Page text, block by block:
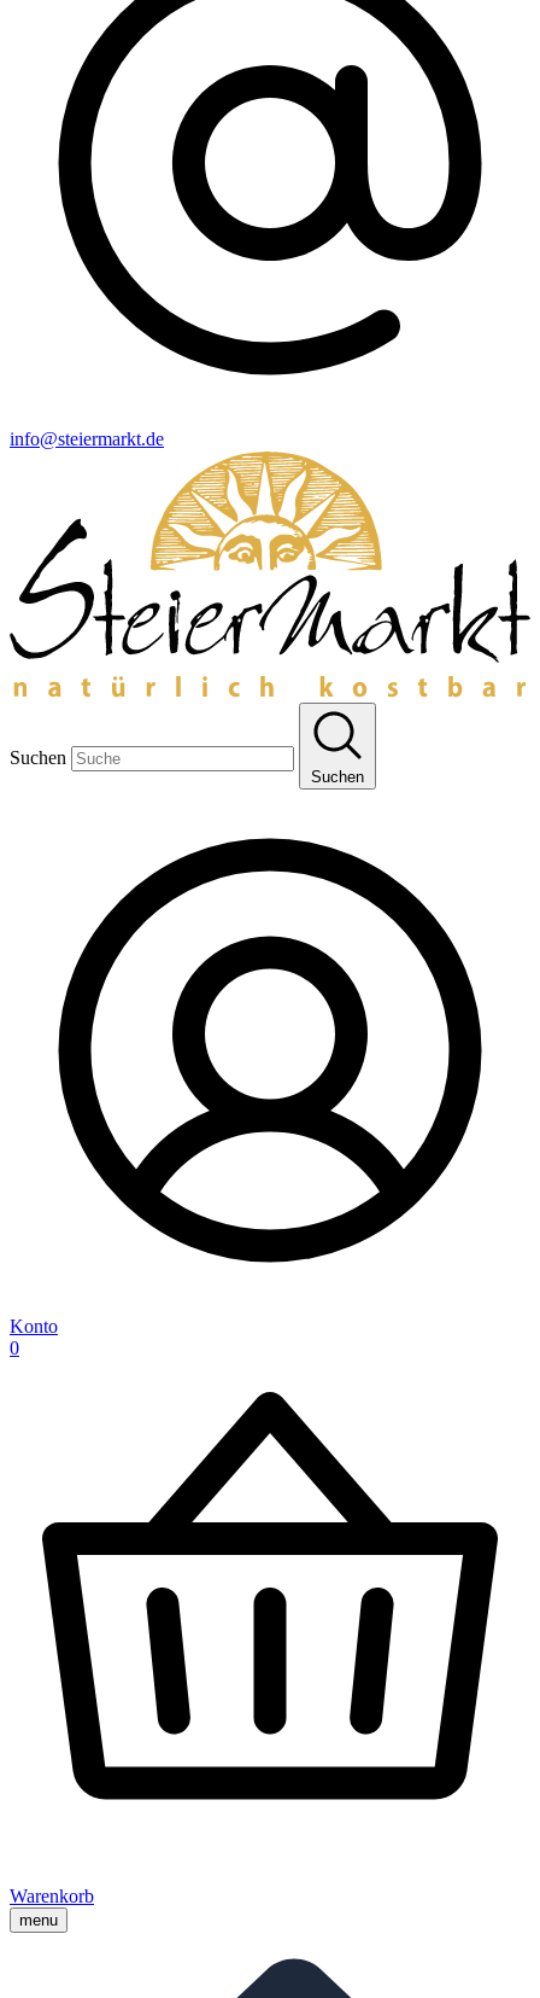
info@steiermarkt.de
Suchen
Suchen
Konto
0
Warenkorb
menu